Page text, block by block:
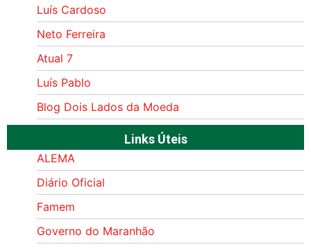
Luís Cardoso
Neto Ferreira
Atual 7
Luís Pablo
Blog Dois Lados da Moeda
Links Úteis
ALEMA
Diário Oficial
Famem
Governo do Maranhão